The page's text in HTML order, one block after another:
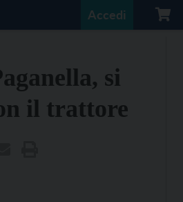
Accedi
si
il trattore